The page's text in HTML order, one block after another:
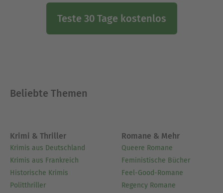
Teste 30 Tage kostenlos
Beliebte Themen
Krimi & Thriller
Krimis aus Deutschland
Krimis aus Frankreich
Historische Krimis
Politthriller
Romane & Mehr
Queere Romane
Feministische Bücher
Feel-Good-Romane
Regency Romane